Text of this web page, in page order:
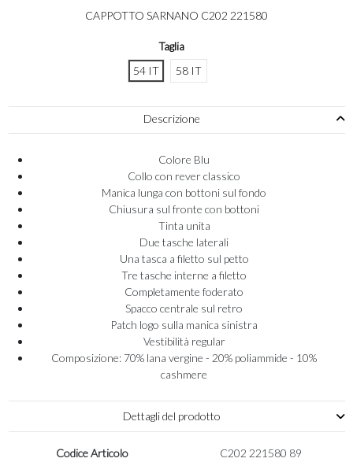
CAPPOTTO SARNANO C202 221580
Taglia
54 IT
58 IT
Descrizione
Colore Blu
Collo con rever classico
Manica lunga con bottoni sul fondo
Chiusura sul fronte con bottoni
Tinta unita
Due tasche laterali
Una tasca a filetto sul petto
Tre tasche interne a filetto
Completamente foderato
Spacco centrale sul retro
Patch logo sulla manica sinistra
Vestibilità regular
Composizione: 70% lana vergine - 20% poliammide - 10%
cashmere
Dettagli del prodotto
Codice Articolo C202 221580 89